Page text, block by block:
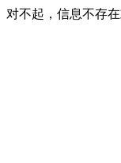
对不起，信息不存在或